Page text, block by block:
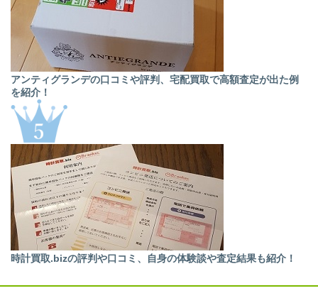
アンティグランデの口コミや評判、宅配買取で高額査定が出た例
を紹介！
時計買取.bizの評判や口コミ、自身の体験談や査定結果も紹介！